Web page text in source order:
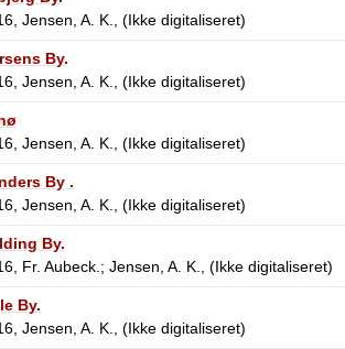
Jensen, A. K., (Ikke digitaliseret)
By.
Jensen, A. K., (Ikke digitaliseret)
Jensen, A. K., (Ikke digitaliseret)
By .
Jensen, A. K., (Ikke digitaliseret)
By.
Fr. Aubeck.; Jensen, A. K., (Ikke digitaliseret)
By.
Jensen, A. K., (Ikke digitaliseret)